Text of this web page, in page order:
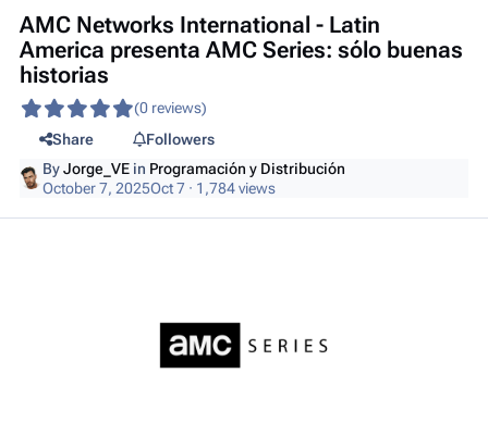
AMC Networks International - Latin
America presenta AMC Series: sólo buenas
historias
(0 reviews)
Share
Followers
ByJorge_VE in Programación y Distribución
October 7, 2025Oct 7 · 1,784 views